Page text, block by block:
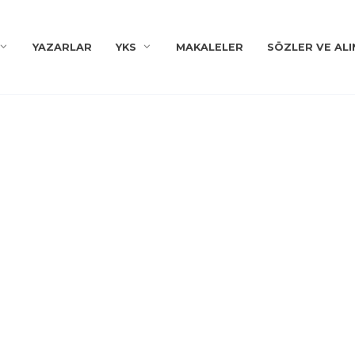
YAZARLAR YKS MAKALELER SÖZLER VE